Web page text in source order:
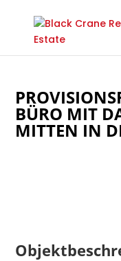
BÜRO MIT
MITTEN IN